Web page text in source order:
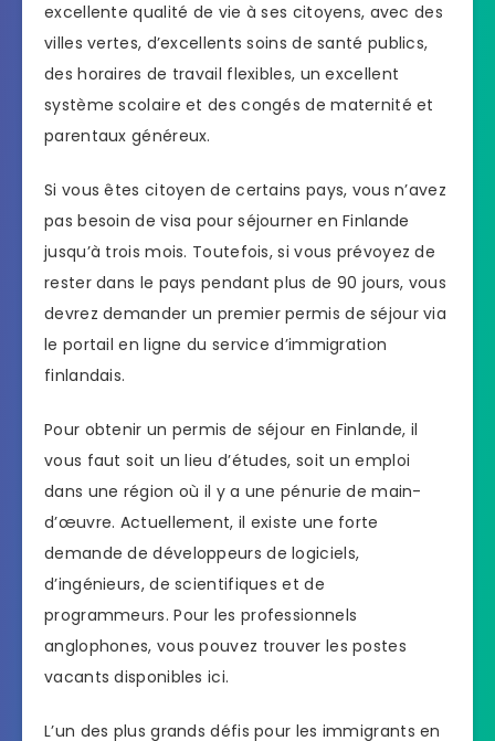
excellente qualité de vie à ses citoyens, avec des
villes vertes, d’excellents soins de santé publics,
des horaires de travail flexibles, un excellent
système scolaire et des congés de maternité et
parentaux généreux.
Si vous êtes citoyen de certains pays, vous n’avez
pas besoin de visa pour séjourner en Finlande
jusqu’à trois mois. Toutefois, si vous prévoyez de
rester dans le pays pendant plus de 90 jours, vous
devrez demander un premier permis de séjour via
le portail en ligne du service d’immigration
finlandais.
Pour obtenir un permis de séjour en Finlande, il
vous faut soit un lieu d’études, soit un emploi
dans une région où il y a une pénurie de main-
d’œuvre. Actuellement, il existe une forte
demande de développeurs de logiciels,
d’ingénieurs, de scientifiques et de
programmeurs. Pour les professionnels
anglophones, vous pouvez trouver les postes
vacants disponibles ici.
L’un des plus grands défis pour les immigrants en